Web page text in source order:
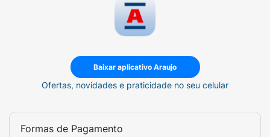
Baixar aplicativo Araujo
Ofertas, novidades e praticidade no seu celular
Formas de Pagamento